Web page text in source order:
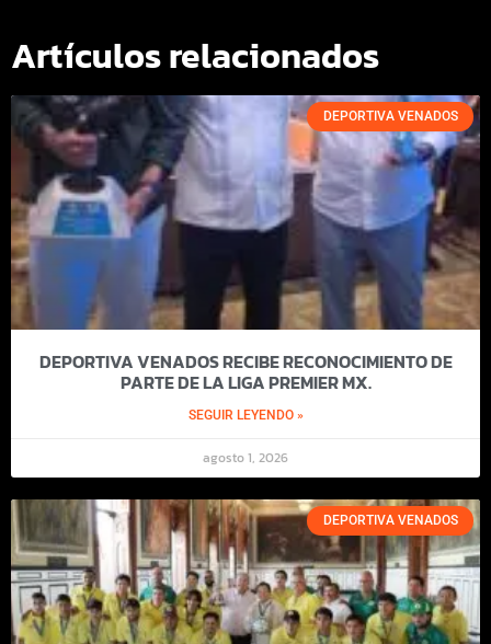
Artículos relacionados
DEPORTIVA VENADOS
DEPORTIVA VENADOS RECIBE RECONOCIMIENTO DE
PARTE DE LA LIGA PREMIER MX.
SEGUIR LEYENDO »
agosto 1, 2026
DEPORTIVA VENADOS